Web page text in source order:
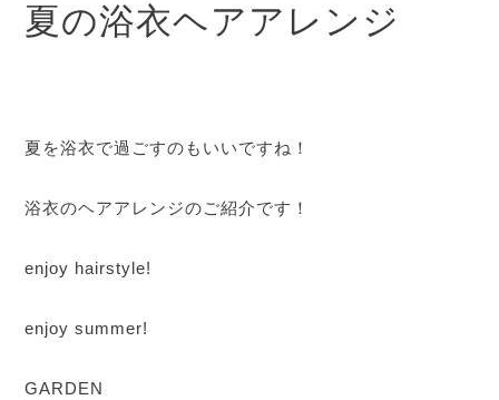
夏の浴衣ヘアアレンジ
夏を浴衣で過ごすのもいいですね！
浴衣のヘアアレンジのご紹介です！
enjoy hairstyle!
enjoy summer!
GARDEN